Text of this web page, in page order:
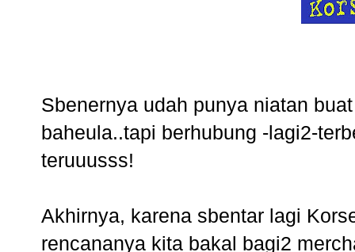
Sbenernya udah punya niatan
baheula..tapi berhubung -lagi2-
teruuusss!
Akhirnya, karena sbentar lagi
rencananya kita bakal bagi2